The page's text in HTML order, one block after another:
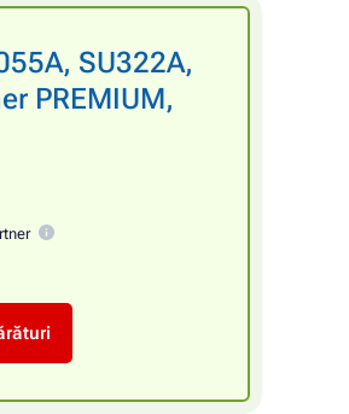
SU322A,
PREMIUM,